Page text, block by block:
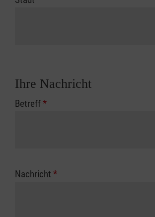
Ihre Nachricht
Betreff*
Nachricht *